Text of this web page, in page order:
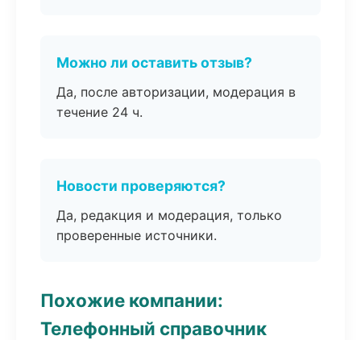
Можно ли оставить отзыв?
Да, после авторизации, модерация в
течение 24 ч.
Новости проверяются?
Да, редакция и модерация, только
проверенные источники.
Похожие компании:
Телефонный справочник